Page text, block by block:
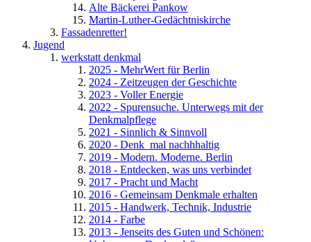
Alte Bäckerei Pankow
Martin-Luther-Gedächtniskirche
Fassadenretter!
Jugend
werkstatt denkmal
2025 - MehrWert für Berlin
2024 - Zeitzeugen der Geschichte
2023 - Voller Energie
2022 - Spurensuche. Unterwegs mit der
Denkmalpflege
2021 - Sinnlich & Sinnvoll
2020 - Denk_mal nachhhaltig
2019 - Modern. Moderne. Berlin
2018 - Entdecken, was uns verbindet
2017 - Pracht und Macht
2016 - Gemeinsam Denkmale erhalten
2015 - Handwerk, Technik, Industrie
2014 - Farbe
2013 - Jenseits des Guten und Schönen: